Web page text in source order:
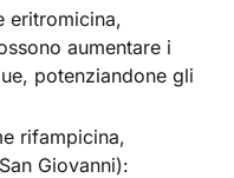
eritromicina,
aumentare i
potenziandone gli
rifampicina,
Giovanni):